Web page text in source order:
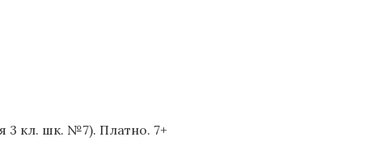
3 кл. шк. №7). Платно. 7+